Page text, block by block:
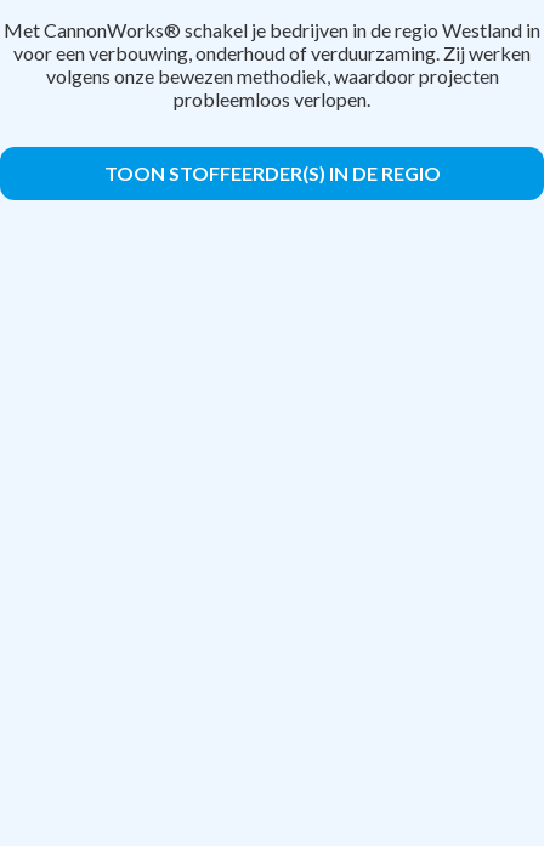
Met CannonWorks® schakel je bedrijven in de regio Westland in
voor een verbouwing, onderhoud of verduurzaming. Zij werken
volgens onze bewezen methodiek, waardoor projecten
probleemloos verlopen.
TOON STOFFEERDER(S) IN DE REGIO